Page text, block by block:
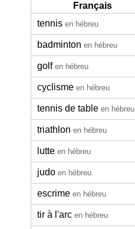
Français
tennis en hébreu
badminton en hébreu
golf en hébreu
cyclisme en hébreu
tennis de table en hébreu
triathlon en hébreu
lutte en hébreu
judo en hébreu
escrime en hébreu
tir à l'arc en hébreu